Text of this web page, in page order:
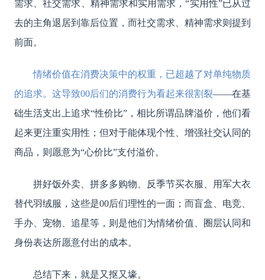
需求、社交需求、精神需求和实用需求，“实用性”已从过
去的主角退居到靠后位置，而社交需求、精神需求则提到
前面。
情绪价值在消费决策中的权重，已超越了对单纯物质
的追求。这导致00后们的消费行为看起来很割裂——在基
础生活支出上追求“性价比”，相比所谓品牌溢价，他们看
起来更注重实用性；但对于能体现个性、增强社交认同的
商品，则愿意为“心价比”支付溢价。
拼好饭外卖、拼多多购物、反季节买衣服、用军大衣
替代羽绒服，这些是00后们理性的一面；而盲盒、电竞、
手办、宠物、追星等，则是他们为情绪价值、圈层认同和
身份表达所愿意付出的成本。
总结下来，就是又抠又壕。